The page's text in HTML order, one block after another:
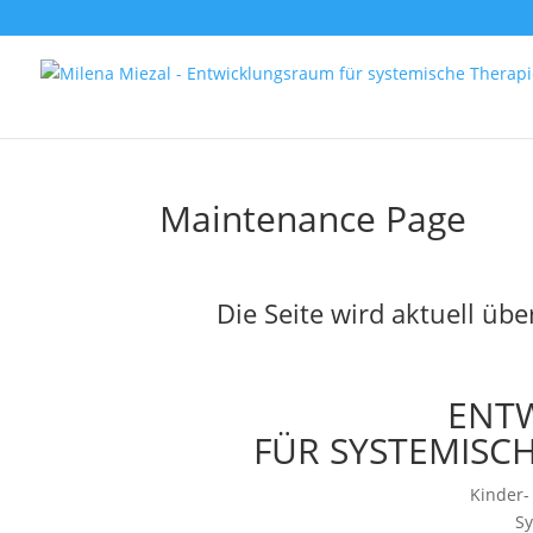
Maintenance Page
Die Seite wird aktuell
FÜR